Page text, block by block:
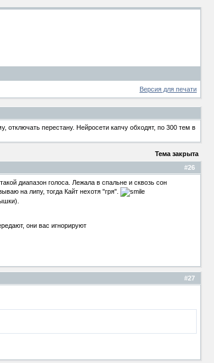
Версия для печати
перестану. Нейросети капчу обходят, по 300 тем в
Тема закрыта
#26
диапазон голоса. Лежала в спальне и сквозь сон
на липу, тогда Кайт нехотя "гря".
они вас игнорируют
#27